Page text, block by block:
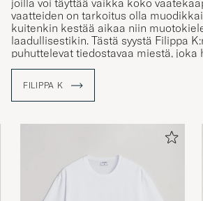
joilla voi täyttää vaikka koko
vaatteiden on tarkoitus olla
kuitenkin kestää aikaa niin
laadullisestikin. Tästä syystä Filippa
puhuttelevat tiedostavaa miestä, joka
kestäviä valintoja.
Merkki on perustettu 1993
merkin perustajista oli Filippa
julkaistiin 1998 perustuen yrityksen
yksinkertaisuuteen ja laadukkuuteen.
FILIPPA K